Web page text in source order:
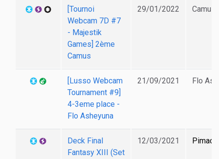
[Tournoi
Webcam 7D #7
- Majestik
Games] 2ème
Camus
29/01/2022 Camus
[Lusso Webcam
Tournament #9]
4-3eme place -
Flo Asheyuna
21/09/2021 Flo
Deck Final
Fantasy XIII (Set
12/03/2021 Pimacs